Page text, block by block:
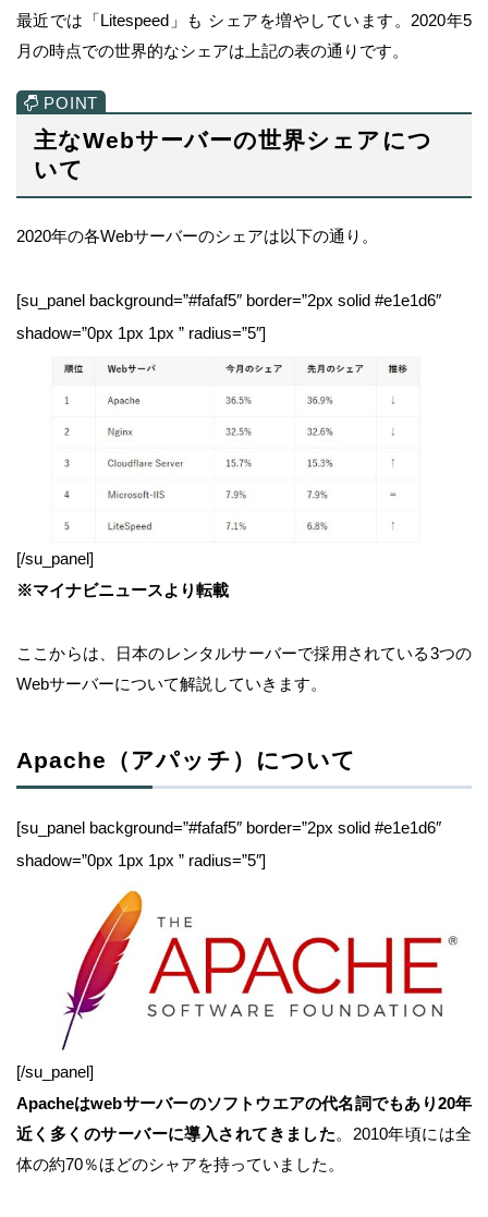
最近では「Litespeed」も シェアを増やしています。2020年5
月の時点での世界的なシェアは上記の表の通りです。
主なWebサーバーの世界シェアにつ
いて
2020年の各Webサーバーのシェアは以下の通り。
[su_panel background=”#fafaf5″ border=”2px solid #e1e1d6″
shadow=”0px 1px 1px ” radius=”5″]
[/su_panel]
※マイナビニュースより転載
ここからは、日本のレンタルサーバーで採用されている3つの
Webサーバーについて解説していきます。
Apache（アパッチ）について
[su_panel background=”#fafaf5″ border=”2px solid #e1e1d6″
shadow=”0px 1px 1px ” radius=”5″]
[/su_panel]
Apacheはwebサーバーのソフトウエアの代名詞でもあり20年
近く多くのサーバーに導入されてきました。2010年頃には全
体の約70％ほどのシャアを持っていました。